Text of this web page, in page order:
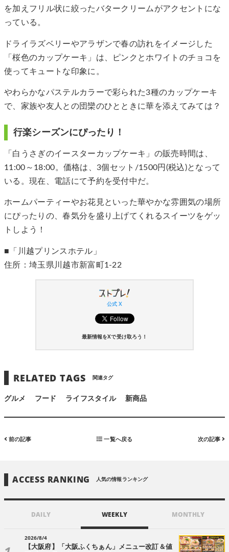
を加えフリル状に絞ったバタークリームがアクセントにな
っている。
ドライラズベリーやアラザンで春の訪れをイメージした
「桜色のカップケーキ」は、ピンクとホワイトのチョコを
使ってキュートな印象に。
やわらかなパステルカラーで彩られた3種のカップケーキ
で、家族や友人との団欒のひとときに華を添えてみては？
行楽シーズンにぴったり！
「白うさぎのイースターカップケーキ」の販売時間は、
11:00～18:00。価格は、3個セット/1500円(税込)となって
いる。現在、電話にて予約を受付中だ。
ホームパーティーやお花見といった華やかな雰囲気の場所
にぴったりの、春気分を盛り上げてくれるスイーツをゲッ
トしよう！
■「川越プリンスホテル」
住所：埼玉県川越市新富町1-22
公式 X
最新情報をXで受け取ろう！
RELATED TAGS 関連タグ
グルメ フード ライフスタイル 新商品
前の記事 一覧へ戻る 次の記事
ACCESS RANKING 人気の情報ランキング
DAILY WEEKLY MONTHLY
2026/8/4
【大阪府】「大阪ふくちぁん」メニュー改訂＆値